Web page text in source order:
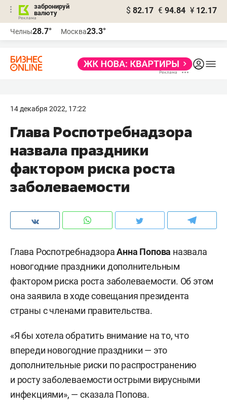
забронируй
валюту
$ 82.17 € 94.84 ¥ 12.17
Челны28.7° Москва23.3°
14 декабря 2022, 17:22
Глава Роспотребнадзора
назвала праздники
фактором риска роста
заболеваемости
Глава РоспотребнадзораАнна Попова назвала
новогодние праздники дополнительным
фактором риска роста заболеваемости. Об этом
она заявила в ходе совещания президента
страны с членами правительства.
«Я бы хотела обратить внимание на то, что
впереди новогодние праздники — это
дополнительные риски по распространению
и росту заболеваемости острыми вирусными
инфекциями», — сказала Попова.